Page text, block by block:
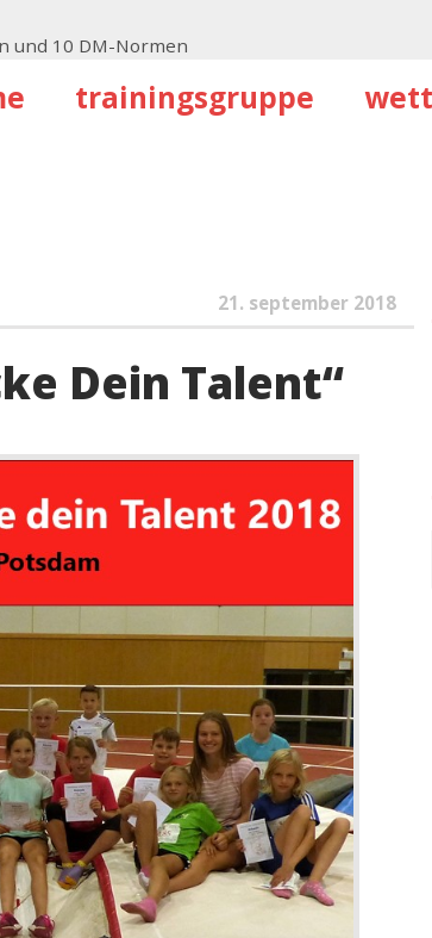
trainingsgruppe
Dein Talent“
21. september 2018